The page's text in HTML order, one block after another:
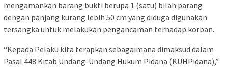
mengamankan barang bukti berupa 1 (satu) bilah parang
dengan panjang kurang lebih 50 cm yang diduga digunakan
tersangka untuk melakukan pengancaman terhadap korban.
“Kepada Pelaku kita terapkan sebagaimana dimaksud dalam
Pasal 448 Kitab Undang-Undang Hukum Pidana (KUHPidana),”